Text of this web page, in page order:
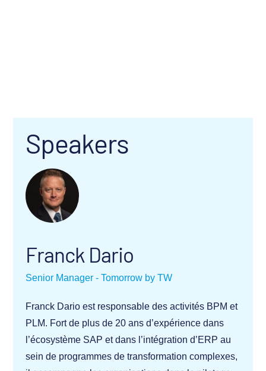
Speakers
Franck Dario
Senior Manager - Tomorrow by TW
Franck Dario est responsable des activités BPM et
PLM. Fort de plus de 20 ans d’expérience dans
l’écosystème SAP et dans l’intégration d’ERP au
sein de programmes de transformation complexes,